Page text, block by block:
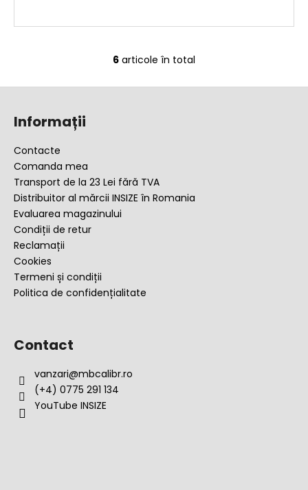
C
o
l
l
6 articole în total
Informații
Contacte
Comanda mea
Transport de la 23 Lei fără TVA
Distribuitor al mărcii INSIZE în Romania
Evaluarea magazinului
Condiții de retur
Reclamații
Cookies
Termeni și condiții
Politica de confidențialitate
Contact
vanzari@mbcalibr.ro
(+4) 0775 291 134
YouTube INSIZE